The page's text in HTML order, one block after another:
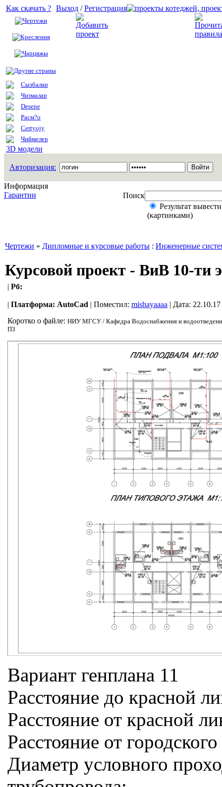
Как скачать ?
Чертежи
Креслення
Чарцяжы
Другие страны
Сызбалар
Чизмалар
Desene
Расм?о
Certyojy
Чиймелер
3D модели
Выход /Регистрация
Авторизация:
Информация
Гарантии
Поиск
Результат
(картинками)
Чертежи » Дипломные и курсовые работы : Инженерные
Курсовой проект - ВиВ 10-
| Рб:
| Платформа: AutoCad | Поместил: mishayaaaa | Дата:
Коротко о файле: НИУ МГСУ / Кафедра Водоснабжения и
ПЗ
Вариант генплана 11
Расстояние до красной
Расстояние от красной
Расстояние от
Диаметр условного